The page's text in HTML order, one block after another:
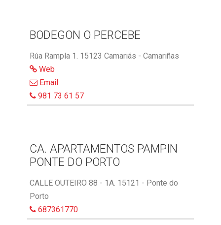
BODEGON O PERCEBE
Rúa Rampla 1. 15123 Camariás - Camariñas
Web
Email
981 73 61 57
CA. APARTAMENTOS PAMPIN
PONTE DO PORTO
CALLE OUTEIRO 88 - 1A. 15121 - Ponte do
Porto
687361770